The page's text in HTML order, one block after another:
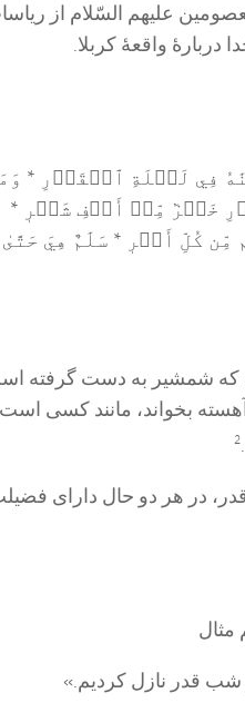
علیهم السّلام از
واقعۀ کربلا.
فِي لَيۡلَةِ ٱلۡقَدۡرِ *
خَيۡرٞ مِّنۡ أَلۡفِ شَهۡرٖ *
كُلِّ أَمۡرٖ * سَلَٰمٌ هِيَ حَتَّىٰ
که شمشیر به دست گرفته
بخواند، مانند کسی
2
قدر، در هر دو حال دارای
مثال
شب قدر نازل کردیم.»